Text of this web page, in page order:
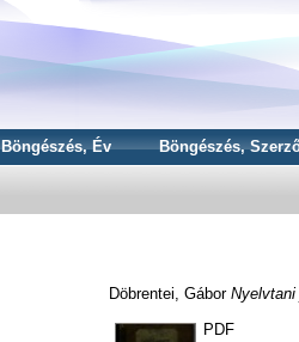
Böngészés, Év Böngészés,
Döbrentei, Gábor Nyelvtani
PDF